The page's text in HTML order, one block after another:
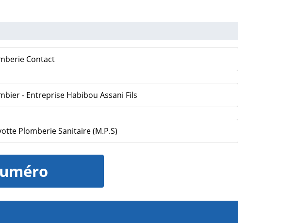
Contact
- Entreprise Habibou Assani Fils
Plomberie Sanitaire (M.P.S)